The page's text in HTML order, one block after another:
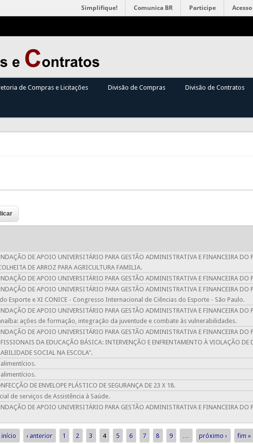
Simplifique! Comunica BR Participe
de Compras e Licitações Divisão de Compras Divisão de Contratos
DE APOIO UNIVERSITÁRIO PARA GESTÃO ADMINISTRATIVA E FINANCEIRA
DE ARROZ PARA AGRICULTURA FAMILIA.
DE APOIO UNIVERSITÁRIO PARA GESTÃO ADMINISTRATIVA E FINANCEIRA DO
DE APOIO UNIVERSITÁRIO PARA GESTÃO ADMINISTRATIVA E FINANCEIRA DO
Esporte e XI CONICE - Congresso Internacional de Ciências do Esporte - São Paulo.
DE APOIO UNIVERSITÁRIO PARA GESTÃO ADMINISTRATIVA E FINANCEIRA
ações de formação, integração da juventude e combate às vulnerabilidades.
DE APOIO UNIVERSITÁRIO PARA GESTÃO ADMINISTRATIVA E FINANCEIRA DO
DA EDUCAÇÃO BÁSICA: INTERVENÇÃO E ENFRENTAMENTO À VIOLAÇÃO
SOCIAL NA ESCOLA".
DE ENVELOPE PLÁSTICO DE SEGURANÇA DE 23 X 18.
de serviços de Assistência à Saúde.
DE APOIO UNIVERSITÁRIO PARA GESTÃO ADMINISTRATIVA E FINANCEIRA DO
início ‹ anterior 1 2 3 4 5 6 7 8 9 … próximo › fim »